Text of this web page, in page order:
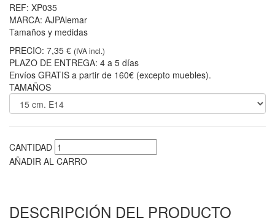
REF: XP035
MARCA: AJPAlemar
Tamaños y medidas
PRECIO: 7,35 € (IVA incl.)
PLAZO DE ENTREGA: 4 a 5 días
Envíos GRATIS a partir de 160€ (excepto muebles).
TAMAÑOS
CANTIDAD
AÑADIR AL CARRO
DESCRIPCIÓN DEL PRODUCTO